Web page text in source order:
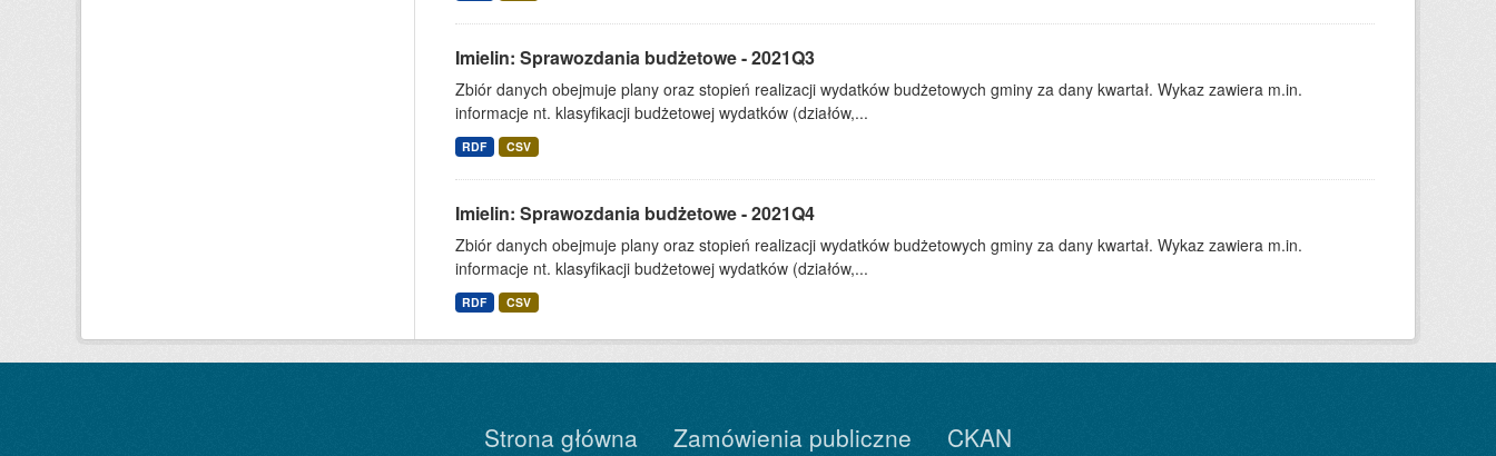
Imielin: Sprawozdania budżetowe - 2021Q3
Zbiór danych obejmuje plany oraz stopień realizacji wydatków budżetowych gminy za dany kwartał. Wykaz zawiera m.in.
informacje nt. klasyfikacji budżetowej wydatków (działów,...
RDF CSV
Imielin: Sprawozdania budżetowe - 2021Q4
Zbiór danych obejmuje plany oraz stopień realizacji wydatków budżetowych gminy za dany kwartał. Wykaz zawiera m.in.
informacje nt. klasyfikacji budżetowej wydatków (działów,...
RDF CSV
Strona główna Zamówienia publiczne CKAN